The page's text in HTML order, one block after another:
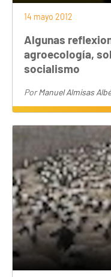
14 mayo 2012
Algunas
agroecología,
socialismo
PorManuel Almisas